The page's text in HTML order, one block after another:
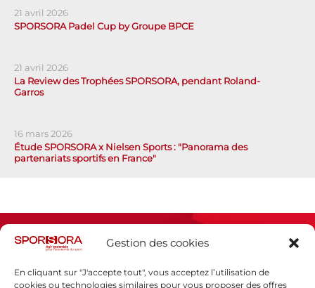
Gestion des cookies
En cliquant sur "J'accepte tout", vous acceptez l’utilisation de
cookies ou technologies similaires pour vous proposer des offres
21 avril 2026
SPORSORA Padel Cup by Groupe BPCE
21 avril 2026
La Review des Trophées SPORSORA, pendant Roland-
Garros
16 mars 2026
Étude SPORSORA x Nielsen Sports : "Panorama des
partenariats sportifs en France"